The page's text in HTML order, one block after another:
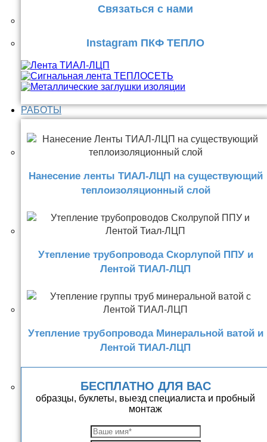
Связаться с нами
Instagram ПКФ ТЕПЛО
РАБОТЫ
Нанесение ленты ТИАЛ-ЛЦП на существующий
теплоизоляционный слой
Утепление трубопровода Скорлупой ППУ и
Лентой ТИАЛ-ЛЦП
Утепление трубопровода Минеральной ватой и
Лентой ТИАЛ-ЛЦП
БЕСПЛАТНО ДЛЯ ВАС
образцы, буклеты, выезд специалиста и пробный
монтаж